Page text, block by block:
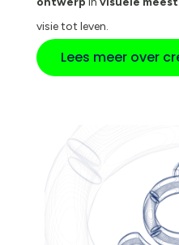
visie tot leven.
Lees meer over